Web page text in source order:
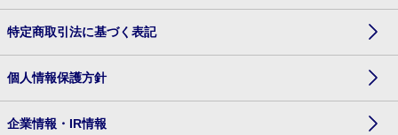
特定商取引法に基づく表記
個人情報保護方針
企業情報・IR情報